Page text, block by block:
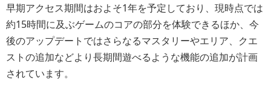
早期アクセス期間はおよそ1年を予定しており、現時点では
約15時間に及ぶゲームのコアの部分を体験できるほか、今
後のアップデートではさらなるマスタリーやエリア、クエ
ストの追加などより長期間遊べるような機能の追加が計画
されています。